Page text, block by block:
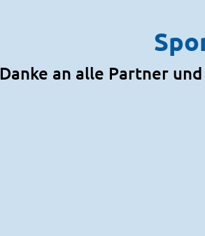
Danke an alle Partner